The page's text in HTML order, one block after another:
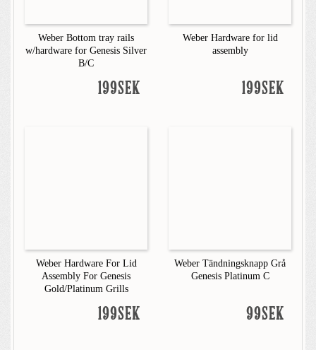
Weber Bottom tray rails
w/hardware for Genesis Silver
B/C
199SEK
Weber Hardware for lid
assembly
199SEK
Weber Hardware For Lid
Assembly For Genesis
Gold/Platinum Grills
199SEK
Weber Tändningsknapp Grå
Genesis Platinum C
99SEK